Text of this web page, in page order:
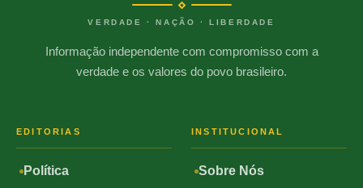
VERDADE · NAÇÃO · LIBERDADE
Informação independente com compromisso com a
verdade e os valores do povo brasileiro.
EDITORIAS
Política
INSTITUCIONAL
Sobre Nós